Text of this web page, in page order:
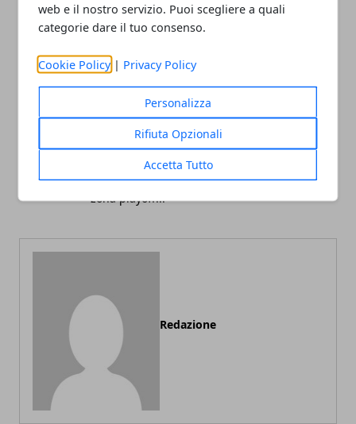
web e il nostro servizio. Puoi scegliere a quali
categorie dare il tuo consenso.
Cookie Policy | Privacy Policy
Personalizza
Rifiuta Opzionali
Accetta Tutto
Articolo Successivo
Top 16 Eurolega 2020,
guida alla 25° giornata:
l'Efes può allungare, e in
zona playoff...
Redazione